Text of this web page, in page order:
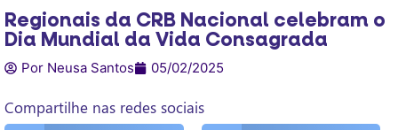
Regionais da CRB Nacional celebram o
Dia Mundial da Vida Consagrada
Por Neusa Santos 05/02/2025
Compartilhe nas redes sociais